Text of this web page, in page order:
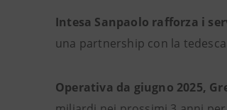
Intesa Sanpaolo rafforza i
una partnership con la
Operativa da giugno 2025,